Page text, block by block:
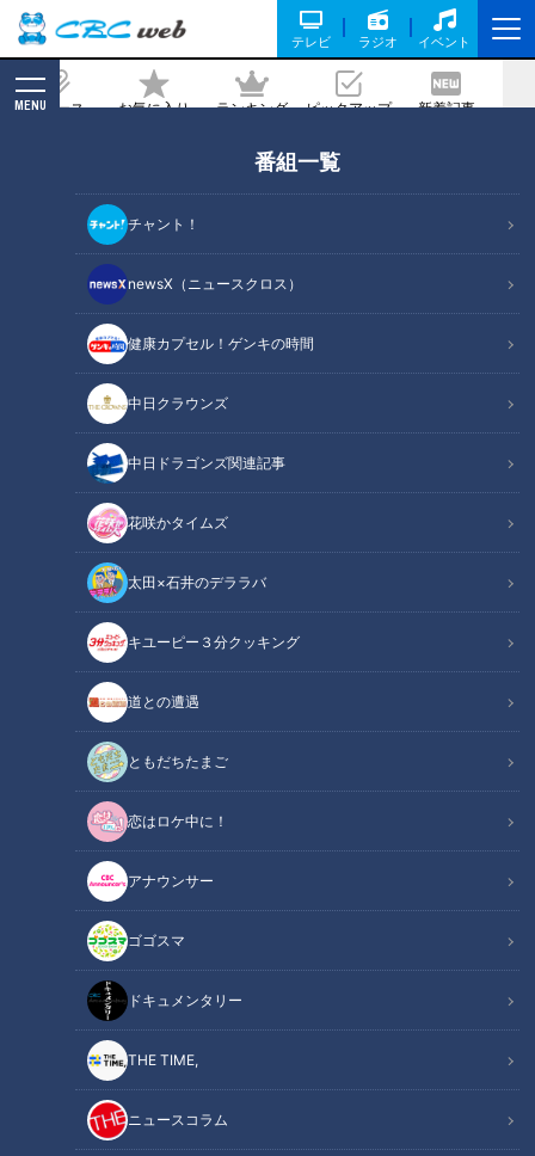
テレビ ラジオ イベント
ニュース お気に入り ランキング ピックアップ 新着記事
MENU
番組一覧
チャント！
newsX（ニュースクロス）
健康カプセル！ゲンキの時間
中日クラウンズ
中日ドラゴンズ関連記事
花咲かタイムズ
太田×石井のデララバ
キユーピー３分クッキング
道との遭遇
ともだちたまご
恋はロケ中に！
アナウンサー
ゴゴスマ
ドキュメンタリー
THE TIME,
ニュースコラム
巨大な排風機＆24時間体制で監視する
施設管制室に特別潜入！
2025/07/18 06:03
CBCテレビ『道との遭遇』
道との遭遇
「道との遭遇」記事
ミキの昴生と亜生がMCを務める、全国の道に特化したバラエ
ティ番組『道との遭遇』。今回は、高速道路の脇を走る側
道“高側道”を愛してやまない道マニア歴17年の橋本貴志さん
と、珍しい道や変わった標識などを求めて全国を巡る道マニア
歴21年の石井良依（らい）さんの2人が、愛知県を走る「名古
屋高速道路」の裏側に特別潜入！
トンネルの避難路がある「緑橋換気所」
換気所の要「排風機」 24時間体制で監視する「施設管制
室」も